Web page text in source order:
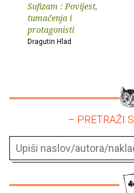
Sufizam : Povijest,
tumačenja i
protagonisti
Dragutin Hlad
– PRETRAŽI